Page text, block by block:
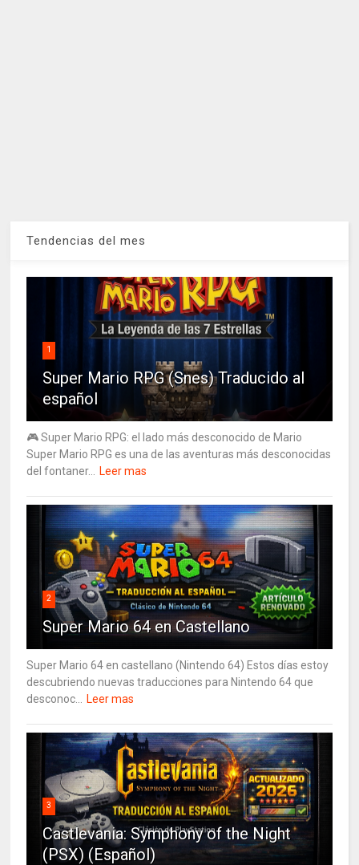
Tendencias del mes
1
Super Mario RPG (Snes) Traducido al
español
🎮 Super Mario RPG: el lado más desconocido de Mario
Super Mario RPG es una de las aventuras más desconocidas
del fontaner...
Leer mas
2
Super Mario 64 en Castellano
Super Mario 64 en castellano (Nintendo 64) Estos días estoy
descubriendo nuevas traducciones para Nintendo 64 que
desconoc...
Leer mas
3
Castlevania: Symphony of the Night
(PSX) (Español)